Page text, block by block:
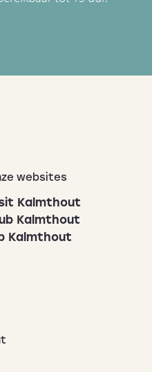
websites
Kalmthout
Kalmthout
Kalmthout